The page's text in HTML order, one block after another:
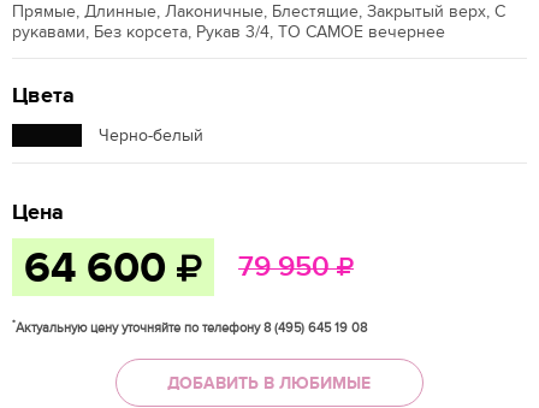
Прямые, Длинные, Лаконичные, Блестящие, Закрытый верх, С
рукавами, Без корсета, Рукав 3/4, ТО САМОЕ вечернее
Цвета
Черно-белый
Цена
64 600 79 950
*Актуальную цену уточняйте по телефону 8 (495) 645 19 08
ДОБАВИТЬ В ЛЮБИМЫЕ